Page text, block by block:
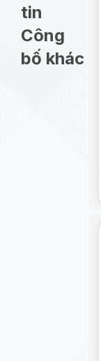
tin
Công
bố khác